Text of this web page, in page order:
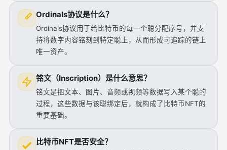
Ordinals协议是什么？
Ordinals协议用于给比特币的每一个聪分配序号，并支
持将数字内容铭刻到特定聪上，从而形成可追踪的链上
唯一资产。
铭文（Inscription）是什么意思？
铭文是把文本、图片、音频或视频等数据写入某个聪的
过程，这些数据与该聪绑定后，就构成了比特币NFT的
重要基础。
比特币NFT是否安全？